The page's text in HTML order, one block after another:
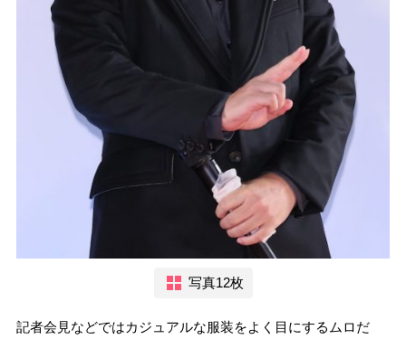
写真12枚
記者会見などではカジュアルな服装をよく目にするムロだ